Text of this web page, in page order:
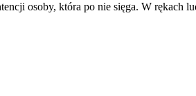
osoby, która po nie sięga. W rękach